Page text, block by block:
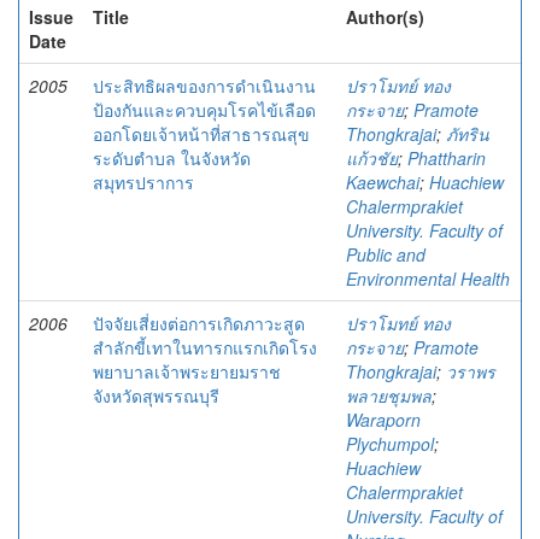
Issue
Date
Title Author(s)
2005
ประสิทธิผลของการดำเนินงาน
ป้องกันและควบคุมโรคไข้เลือด
ออกโดยเจ้าหน้าที่สาธารณสุข
ระดับตำบล ในจังหวัด
สมุทรปราการ
ปราโมทย์ ทอง
กระจาย; Pramote
Thongkrajai; ภัทริน
แก้วชัย; Phattharin
Kaewchai; Huachiew
Chalermprakiet
University. Faculty of
Public and
Environmental Health
2006
ปัจจัยเสี่ยงต่อการเกิดภาวะสูด
สำลักขี้เทาในทารกแรกเกิดโรง
พยาบาลเจ้าพระยายมราช
จังหวัดสุพรรณบุรี
ปราโมทย์ ทอง
กระจาย; Pramote
Thongkrajai; วราพร
พลายชุมพล;
Waraporn
Plychumpol;
Huachiew
Chalermprakiet
University. Faculty of